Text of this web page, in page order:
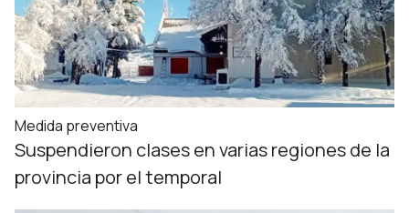
Medida preventiva
Suspendieron clases en varias regiones de la
provincia por el temporal